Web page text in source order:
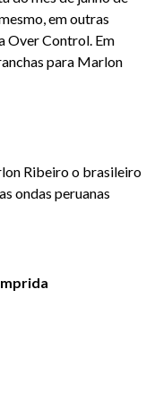
em outras
Over Control. Em
para Marlon